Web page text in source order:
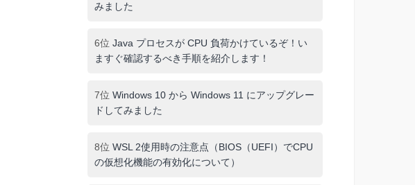
みました
6位 Java プロセスが CPU 負荷かけているぞ！い
ますぐ確認するべき手順を紹介します！
7位 Windows 10 から Windows 11 にアップグレー
ドしてみました
8位 WSL 2使用時の注意点（BIOS（UEFI）でCPU
の仮想化機能の有効化について）